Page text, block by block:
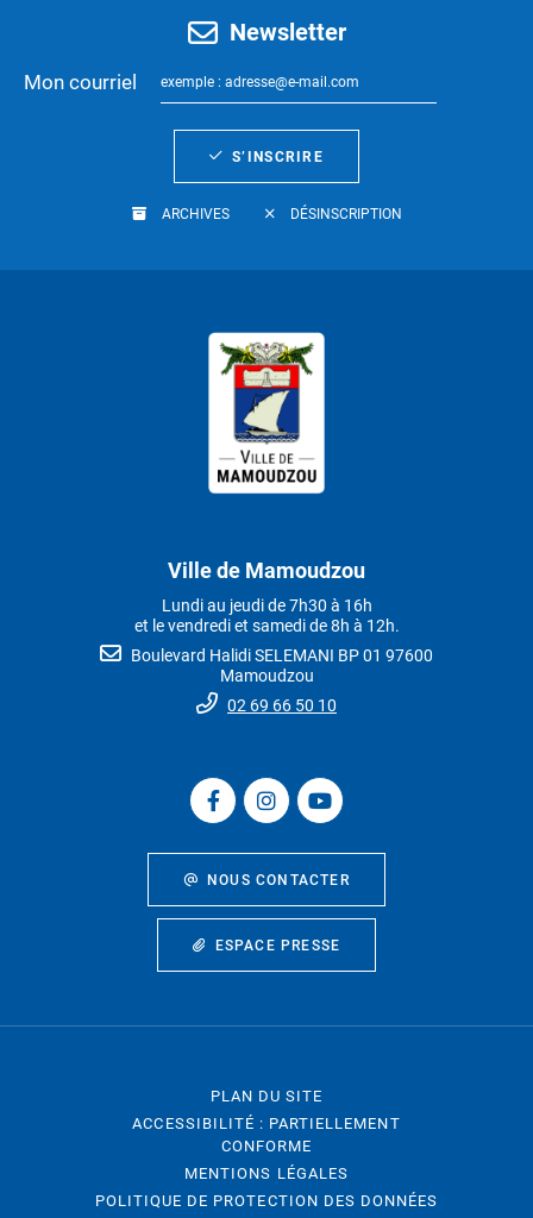
Newsletter
Mon courriel
S’INSCRIRE
ARCHIVES DÉSINSCRIPTION
Ville de Mamoudzou
Lundi au jeudi de 7h30 à 16h
et le vendredi et samedi de 8h à 12h.
Boulevard Halidi SELEMANI BP 01 97600
Mamoudzou
02 69 66 50 10
NOUS CONTACTER
ESPACE PRESSE
PLAN DU SITE
ACCESSIBILITÉ : PARTIELLEMENT
CONFORME
MENTIONS LÉGALES
POLITIQUE DE PROTECTION DES DONNÉES